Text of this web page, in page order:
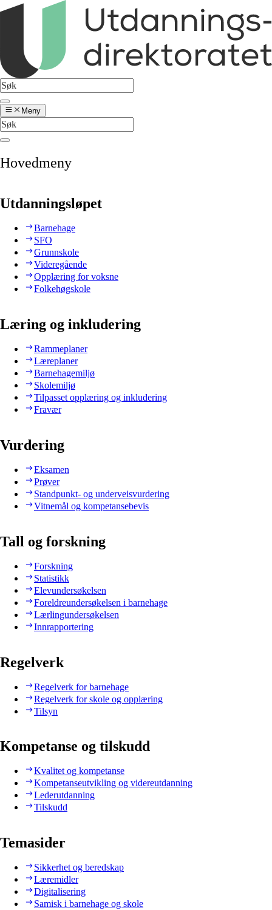
Meny
Hovedmeny
Utdanningsløpet
Barnehage
SFO
Grunnskole
Videregående
Opplæring for voksne
Folkehøgskole
Læring og inkludering
Rammeplaner
Læreplaner
Barnehagemiljø
Skolemiljø
Tilpasset opplæring og inkludering
Fravær
Vurdering
Eksamen
Prøver
Standpunkt- og underveisvurdering
Vitnemål og kompetansebevis
Tall og forskning
Forskning
Statistikk
Elevundersøkelsen
Foreldreundersøkelsen i barnehage
Lærlingundersøkelsen
Innrapportering
Regelverk
Regelverk for barnehage
Regelverk for skole og opplæring
Tilsyn
Kompetanse og tilskudd
Kvalitet og kompetanse
Kompetanseutvikling og videreutdanning
Lederutdanning
Tilskudd
Temasider
Sikkerhet og beredskap
Læremidler
Digitalisering
Samisk i barnehage og skole